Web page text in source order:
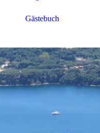
Gästebuch